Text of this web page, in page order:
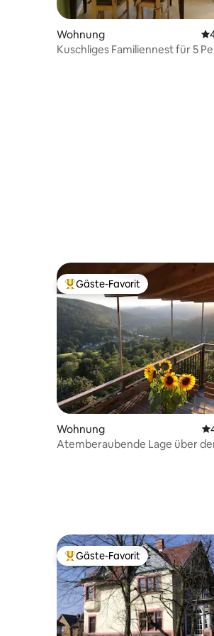
Wohnung
Kuschliges Familiennest für 5
Beliebter Gäste-Favorit.
Gäste-Favorit
Wohnung
Atemberaubende Lage über
Beliebter Gäste-Favorit.
Gäste-Favorit